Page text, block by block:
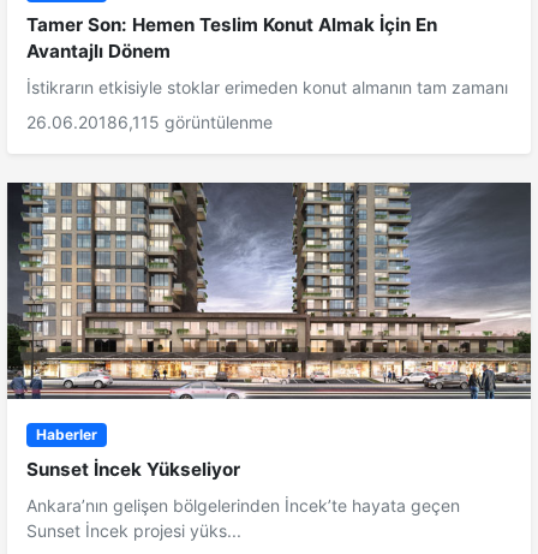
Tamer Son: Hemen Teslim Konut Almak İçin En
Avantajlı Dönem
İstikrarın etkisiyle stoklar erimeden konut almanın tam zamanı
26.06.20186,115 görüntülenme
Haberler
Sunset İncek Yükseliyor
Ankara’nın gelişen bölgelerinden İncek’te hayata geçen
Sunset İncek projesi yüks...